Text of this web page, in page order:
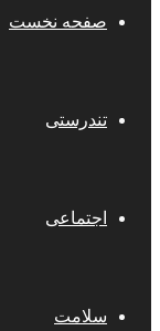
صفحه نخست
تندرستی
اجتماعی
سلامت